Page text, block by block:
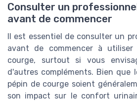
Consulter un
avant de commencer
Il est essentiel de consulter un
avant de commencer à
courge, surtout si vous
d'autres compléments. Bien que
pépin de courge soient
son impact sur le confort